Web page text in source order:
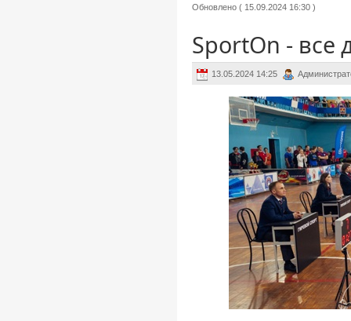
Обновлено ( 15.09.2024 16:30 )
SportOn - все
13.05.2024 14:25